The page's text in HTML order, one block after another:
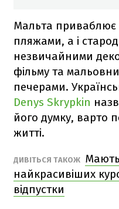
Мальта приваблює
пляжами, а і
незвичайними
фільму та
печерами.
Denys Skrypkin
його думку, варто
житті.
ДИВІТЬСЯ ТАКОЖ
найкрасивіших
відпустки